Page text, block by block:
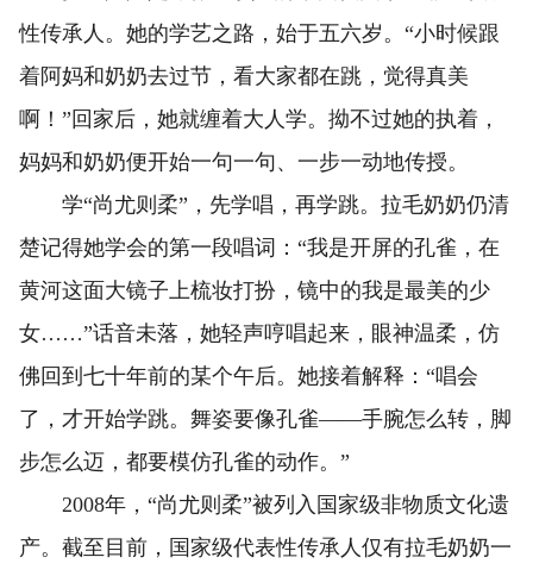
性传承人。她的学艺之路，始于五六岁。“小时候跟
着阿妈和奶奶去过节，看大家都在跳，觉得真美
啊！”回家后，她就缠着大人学。拗不过她的执着，
妈妈和奶奶便开始一句一句、一步一动地传授。
学“尚尤则柔”，先学唱，再学跳。拉毛奶奶仍清
楚记得她学会的第一段唱词：“我是开屏的孔雀，在
黄河这面大镜子上梳妆打扮，镜中的我是最美的少
女……”话音未落，她轻声哼唱起来，眼神温柔，仿
佛回到七十年前的某个午后。她接着解释：“唱会
了，才开始学跳。舞姿要像孔雀——手腕怎么转，脚
步怎么迈，都要模仿孔雀的动作。”
2008年，“尚尤则柔”被列入国家级非物质文化遗
产。截至目前，国家级代表性传承人仅有拉毛奶奶一